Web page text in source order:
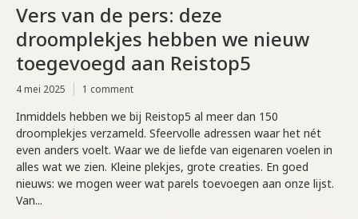
Vers van de pers: deze
droomplekjes hebben we nieuw
toegevoegd aan Reistop5
4 mei 2025 1 comment
Inmiddels hebben we bij Reistop5 al meer dan 150
droomplekjes verzameld. Sfeervolle adressen waar het nét
even anders voelt. Waar we de liefde van eigenaren voelen in
alles wat we zien. Kleine plekjes, grote creaties. En goed
nieuws: we mogen weer wat parels toevoegen aan onze lijst.
Van...